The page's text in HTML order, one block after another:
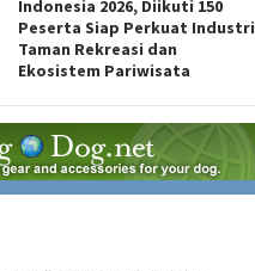
Indonesia 2026, Diikuti 150
Peserta Siap Perkuat Industri
Taman Rekreasi dan
Ekosistem Pariwisata